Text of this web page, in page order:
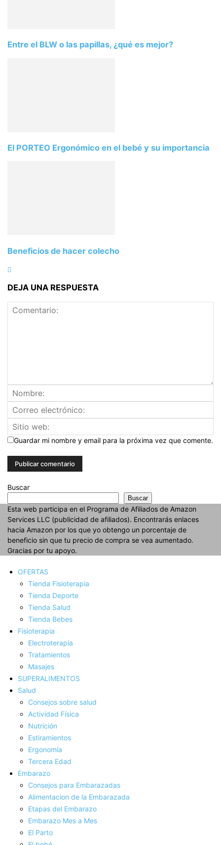
Entre el BLW o las papillas, ¿qué es mejor?
El PORTEO Ergonómico en el bebé y su importancia
Beneficios de hacer colecho
DEJA UNA RESPUESTA
Guardar mi nombre y email para la próxima vez que comente.
Buscar
Buscar
Esta web participa en el Programa de Afiliados de Amazon
Services LLC (publicidad de afiliados). Encontrarás enlaces
hacia Amazon por los que yo obtengo un porcentaje de
beneficio sin que tu precio de compra se vea aumentado.
Gracias por tu apoyo.
OFERTAS
Tienda Fisioterapia
Tienda Deporte
Tienda Salud
Tienda Bebes
Fisioterapia
Electroterapia
Tratamientos
Masajes
SUPERALIMENTOS
Salud
Consejos sobre salud
Actividad Fí­sica
Nutrición
Estiramientos
Ergonomí­a
Tercera Edad
Embarazo
Consejos para Embarazadas
Alimentacion de la Embarazada
Etapas del Embarazo
Embarazo Mes a Mes
El Parto